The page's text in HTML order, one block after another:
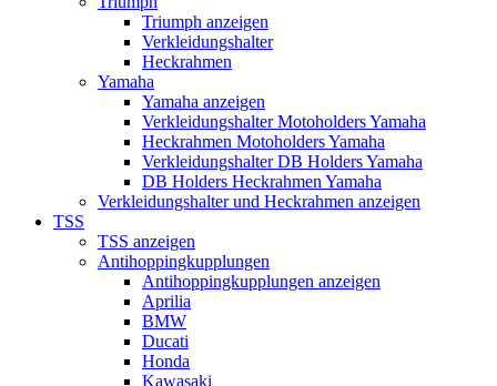
Triumph anzeigen
Verkleidungshalter
Heckrahmen
Yamaha
Yamaha anzeigen
Verkleidungshalter Motoholders Yamaha
Heckrahmen Motoholders Yamaha
Verkleidungshalter DB Holders Yamaha
DB Holders Heckrahmen Yamaha
Verkleidungshalter und Heckrahmen anzeigen
TSS
TSS anzeigen
Antihoppingkupplungen
Antihoppingkupplungen anzeigen
Aprilia
BMW
Ducati
Honda
Kawasaki